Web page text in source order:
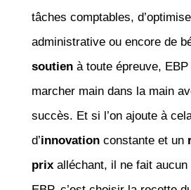
tâches comptables,
administrative ou encore de
soutienà toute épreuve, EBP
marcher main dans la main
succès. Et si l’on ajoute à
d’innovationconstante et un
prixalléchant, il ne fait aucun